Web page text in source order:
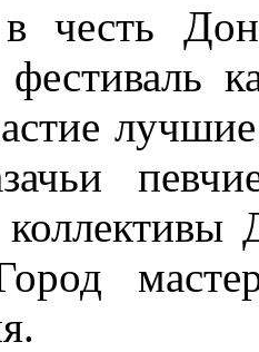
в честь